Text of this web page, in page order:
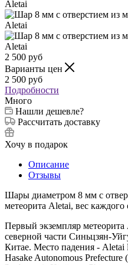
2 500 руб
Варианты цен
2 500 руб
Подробности
Много
Нашли дешевле?
Рассчитать доставку
Хочу в подарок
Описание
Отзывы
Шары диаметром 8 мм с
метеорита Aletai, вес каждого
Первый экземпляр
северной части Синьцзян-
Китае. Место падения - Aletai
Hasake Autonomous